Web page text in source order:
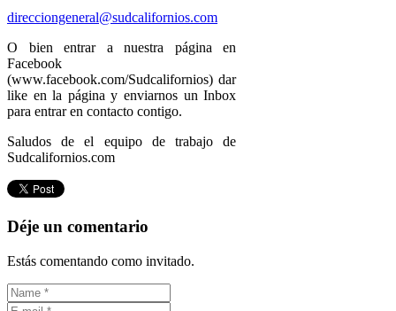
direcciongeneral@sudcalifornios.com
O bien entrar a nuestra página en
Facebook
(www.facebook.com/Sudcalifornios) dar
like en la página y enviarnos un Inbox
para entrar en contacto contigo.
Saludos de el equipo de trabajo de
Sudcalifornios.com
Déje un comentario
Estás comentando como invitado.